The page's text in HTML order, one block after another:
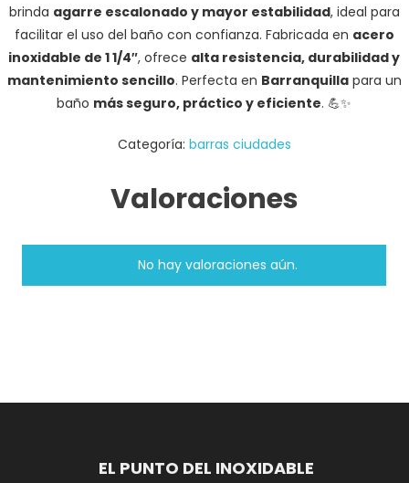
brinda agarre escalonado y mayor estabilidad, ideal para
facilitar el uso del baño con confianza. Fabricada en acero
inoxidable de 1 1/4″, ofrece alta resistencia, durabilidad y
mantenimiento sencillo. Perfecta en Barranquillapara un
baño más seguro, práctico y eficiente. 💪✨
Categoría: barras ciudades
Valoraciones
No hay valoraciones aún.
EL PUNTO DEL INOXIDABLE